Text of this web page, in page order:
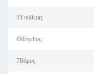
5Υπόθεση:
6Μέγεθος:
7Βάρος: